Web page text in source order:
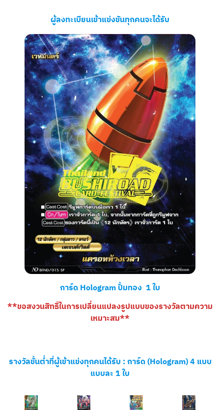
ผู้ลงทะเบียนเข้าแข่งขันทุกคนจะได้รับ
การ์ด Hologram ปั้มทอง 1 ใบ
**ขอสงวนสิทธิ์ในการเปลี่ยนแปลงรูปแบบของรางวัลตามความ
เหมาะสม**
รางวัลขั้นต่ำที่ผู้เข้าแข่งทุกคนได้รับ : การ์ด (Hologram) 4 แบบ
แบบละ 1 ใบ